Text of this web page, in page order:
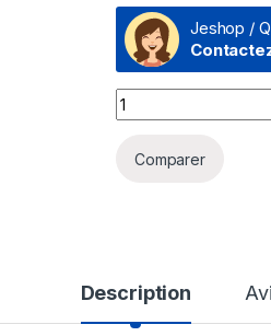
Jeshop /
Cartouche de
Comparer
Description